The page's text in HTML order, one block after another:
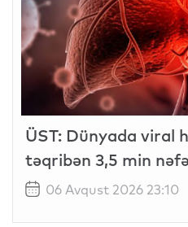
ÜST: Dünyada viral
təqribən 3,5 min
06 Avqust 2026 23:10